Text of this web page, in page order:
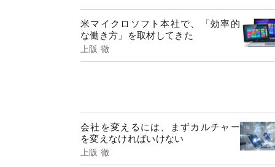
米マイクロソフト本社で、「効率的
な働き方」を取材してきた
上阪 徹
会社を変えるには、まずカルチャー
を変えなければいけない
上阪 徹